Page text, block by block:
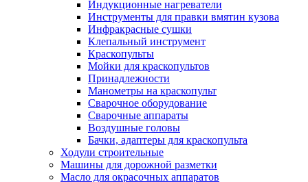
Индукционные нагреватели
Инструменты для правки вмятин кузова
Инфракрасные сушки
Клепальный инструмент
Краскопульты
Мойки для краскопультов
Принадлежности
Манометры на краскопульт
Сварочное оборудование
Сварочные аппараты
Воздушные головы
Бачки, адаптеры для краскопульта
Ходули строительные
Машины для дорожной разметки
Масло для окрасочных аппаратов